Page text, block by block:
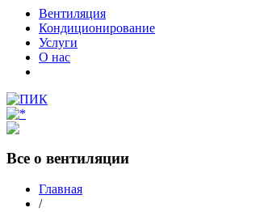
Вентиляция
Кондиционирование
Услуги
О нас
Все о вентиляции
Главная
/